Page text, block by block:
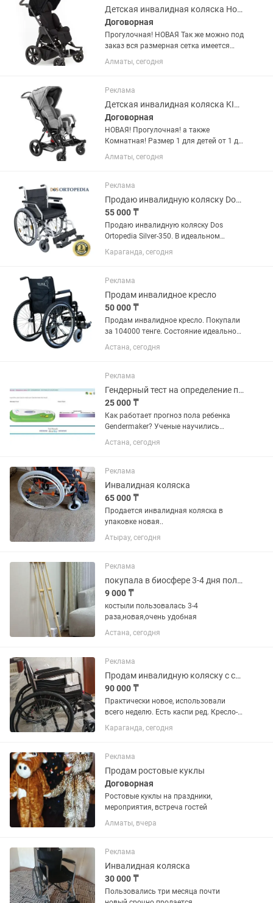
Детская инвалидная коляска Hoggi Bingo Evolution GERMANY
Договорная
Прогулочная! НОВАЯ Так же можно под
заказ вся размерная сетка имеется
0,1,2,2XL,3XL Самый большой Размер
3XL, подбираете самостоятельно по
Bingo Evolution...
Алматы, сегодня
Реклама
Детская инвалидная коляска KIMBA NEO КИМБА НЕО Ottobock Germany 🇩🇪
Договорная
НОВАЯ! Прогулочная! а также
Комнатная! Размер 1 для детей от 1 до
6/8 лет. Размер 2 для детей от 4 до
10/12 лет. Коляска Kimba Neo Ottobock
страдающих разными...
Алматы, сегодня
Реклама
Продаю инвалидную коляску Dos Ortopedia Silver -350.
55 000 ₸
Продаю инвалидную коляску Dos
Ortopedia Silver-350. В идеальном
состоянии, находится в центре города.
Караганда, сегодня
Реклама
Продам инвалидное кресло
50 000 ₸
Продам инвалидное кресло. Покупали
за 104000 тенге. Состояние идеальное.
Пользовались всего пару месяцев
Астана, сегодня
Реклама
Гендерный тест на определение пола.
25 000 ₸
Как работает прогноз пола ребенка
Gendermaker? Ученые научились
определять пол ребенка! для прогноза
пола ребенка Gendermaker -
реагентами , которая при контакте с...
Астана, сегодня
Реклама
Инвалидная коляска
65 000 ₸
Продается инвалидная коляска в
упаковке новая..
Атырау, сегодня
Реклама
покупала в биосфере 3-4 дня пользовалась
9 000 ₸
костыли пользовалась 3-4
раза,новая,очень удобная
Астана, сегодня
Реклама
Продам инвалидную коляску с сан оснащением
90 000 ₸
Практически новое, использовали
всего неделю. Есть каспи ред. Кресло-
коляска H005B с санитарным
оснащением — комфортное и надёжное
обеспечивающее максимальную
поддержку и...
Караганда, сегодня
Реклама
Продам ростовые куклы
Договорная
Ростовые куклы на праздники,
мероприятия, встреча гостей
Алматы, вчера
Реклама
Инвалидная коляска
30 000 ₸
Пользовались три месяца почти